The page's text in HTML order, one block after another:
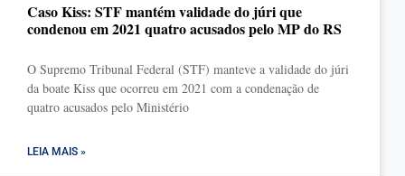
Caso Kiss: STF mantém validade do júri que
condenou em 2021 quatro acusados pelo MP do RS
O Supremo Tribunal Federal (STF) manteve a validade do júri
da boate Kiss que ocorreu em 2021 com a condenação de
quatro acusados pelo Ministério
LEIA MAIS »